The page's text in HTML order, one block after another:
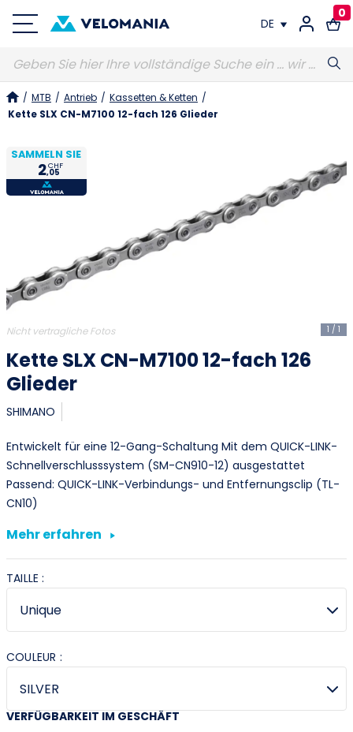
DE
FR
0
/ MTB / Antrieb / Kassetten & Ketten /
Kette SLX CN-M7100 12-fach 126 Glieder
SAMMELN SIE
2,05
CHF
1 / 1
Nicht vertragliche Fotos
Kette SLX CN-M7100 12-fach 126
Glieder
SHIMANO
Entwickelt für eine 12-Gang-Schaltung Mit dem QUICK-LINK-
Schnellverschlusssystem (SM-CN910-12) ausgestattet
Passend: QUICK-LINK-Verbindungs- und Entfernungsclip (TL-
CN10)
Mehr erfahren
TAILLE :
COULEUR :
VERFÜGBARKEIT IM GESCHÄFT